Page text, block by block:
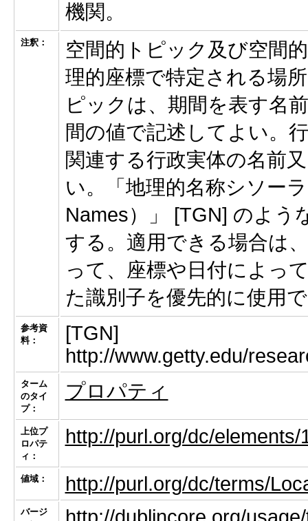
機関。
注釈：
空間的トピック及び空間
理的座標で特定される場
ピックは、期間を表す名
間の値で記述してよい。
関連する行政実体の名前
い。「地理的名称シソー
Names）」 [TGN] のよう
する。適用できる場合は
って、座標や日付によっ
た識別子を優先的に使用
参考資
料：
[TGN]
http://www.getty.edu/
ターム
のタイ
プ：
プロパティ
上位プ
ロパテ
ィ：
http://purl.org/dc/elements/
値域： http://purl.org/dc/terms/
バージ